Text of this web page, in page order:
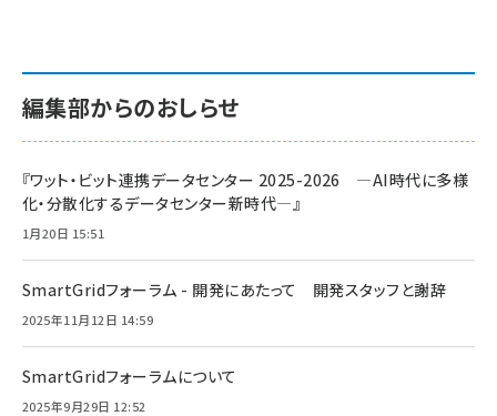
編集部からのおしらせ
『ワット・ビット連携データセンター 2025-2026 ―AI時代に多様
化・分散化するデータセンター新時代―』
1月20日 15:51
SmartGridフォーラム - 開発にあたって 開発スタッフと謝辞
2025年11月12日 14:59
SmartGridフォーラムについて
2025年9月29日 12:52